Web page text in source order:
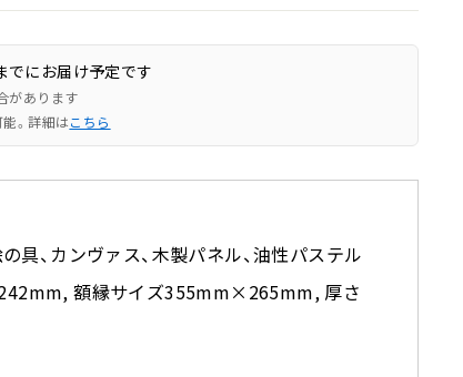
でにお届け予定です
があります
。詳細はこちら
具、カンヴァス、木製パネル、油性パステル
額縁サイズ355mm×265mm, 厚さ